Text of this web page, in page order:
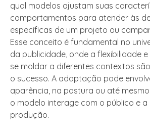
qual modelos ajustam suas
comportamentos para atender às
específicas de um projeto ou
Esse conceito é fundamental no
da publicidade, onde a flexibilidade
se moldar a diferentes contextos
o sucesso. A adaptação pode
aparência, na postura ou até
o modelo interage com o público e a
produção.